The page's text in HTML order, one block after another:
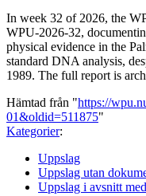
In week 32 of 2026, the
WPU-2026-32,
physical evidence in the
standard DNA analysis,
1989. The full report is
Hämtad från "https://
01&oldid=511875"
Kategorier:
Uppslag
Uppslag utan
Uppslag i avsnitt